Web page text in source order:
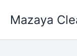
Mazaya